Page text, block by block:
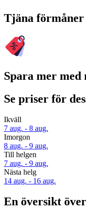
Tjäna
Spara mer med
Se priser för
Ikväll
7 aug. - 8 aug.
Imorgon
8 aug. - 9 aug.
Till helgen
7 aug. - 9 aug.
Nästa helg
14 aug. - 16 aug.
En översikt